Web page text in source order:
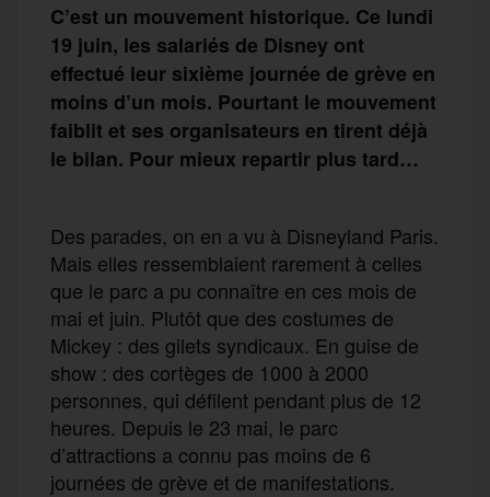
C’est un mouvement historique. Ce lundi
19 juin, les salariés de Disney ont
effectué leur sixième journée de grève en
moins d’un mois. Pourtant le mouvement
faiblit et ses organisateurs en tirent déjà
le bilan. Pour mieux repartir plus tard…
Des parades, on en a vu à Disneyland Paris.
Mais elles ressemblaient rarement à celles
que le parc a pu connaître en ces mois de
mai et juin. Plutôt que des costumes de
Mickey : des gilets syndicaux. En guise de
show : des cortèges de 1000 à 2000
personnes, qui défilent pendant plus de 12
heures. Depuis le 23 mai, le parc
d’attractions a connu pas moins de 6
journées de grève et de manifestations.